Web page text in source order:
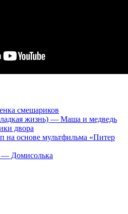
смешариков
жизнь) — Маша и медведь
двора
основе мультфильма «Питер
— Домисолька